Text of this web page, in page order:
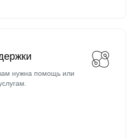
нужна помощь или